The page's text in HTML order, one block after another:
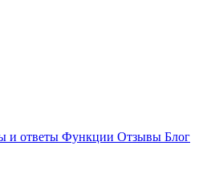
и ответы Функции Отзывы Блог